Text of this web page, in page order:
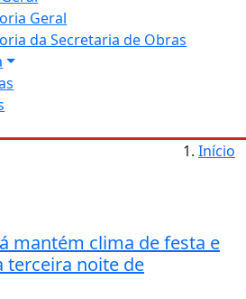
Geral
da Secretaria de Obras
Início
mantém clima de festa e
terceira noite de